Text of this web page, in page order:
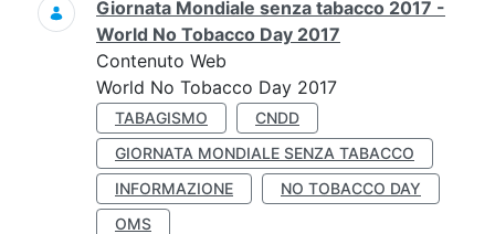
Giornata Mondiale senza tabacco 2017 -
World No Tobacco Day 2017
Contenuto Web
World No Tobacco Day 2017
TABAGISMO
CNDD
GIORNATA MONDIALE SENZA TABACCO
INFORMAZIONE
NO TOBACCO DAY
OMS